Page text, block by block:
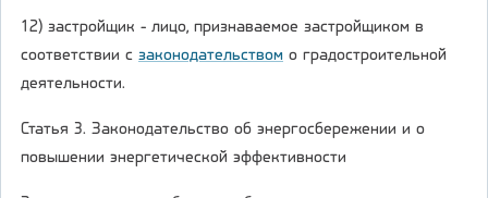
12) застройщик - лицо, признаваемое застройщиком в
соответствии с законодательством о градостроительной
деятельности.
Статья 3. Законодательство об энергосбережении и о
повышении энергетической эффективности